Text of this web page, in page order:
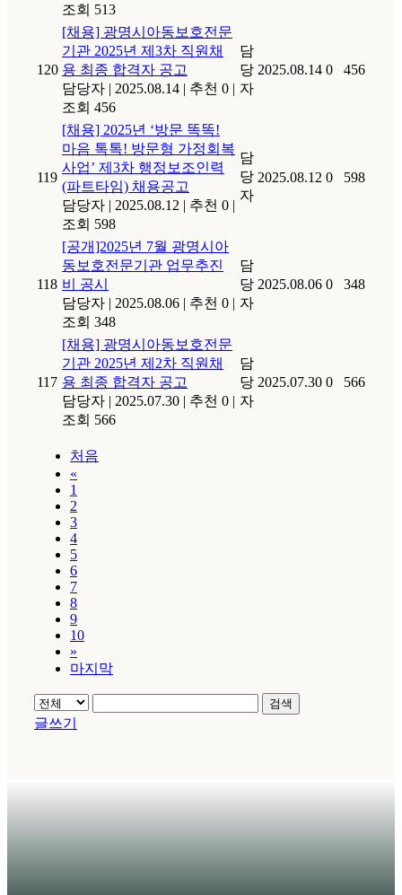
조회 513
120
[채용] 광명시아동보호전문
기관 2025년 제3차 직원채
용 최종 합격자 공고
담당자 | 2025.08.14 | 추천 0 |
조회 456
담
당
자
2025.08.14 0 456
119
[채용] 2025년 ‘방문 똑똑!
마음 톡톡! 방문형 가정회복
사업’ 제3차 행정보조인력
(파트타임) 채용공고
담당자 | 2025.08.12 | 추천 0 |
조회 598
담
당
자
2025.08.12 0 598
118
[공개]2025년 7월 광명시아
동보호전문기관 업무추진
비 공시
담당자 | 2025.08.06 | 추천 0 |
조회 348
담
당
자
2025.08.06 0 348
117
[채용] 광명시아동보호전문
기관 2025년 제2차 직원채
용 최종 합격자 공고
담당자 | 2025.07.30 | 추천 0 |
조회 566
담
당
자
2025.07.30 0 566
처음
«
1
2
3
4
5
6
7
8
9
10
»
마지막
검색
글쓰기